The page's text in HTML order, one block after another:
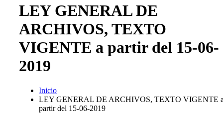
LEY GENERAL DE
ARCHIVOS, TEXTO
VIGENTE a partir del 15-06-
2019
Inicio
LEY GENERAL DE ARCHIVOS, TEXTO VIGENTE
partir del 15-06-2019